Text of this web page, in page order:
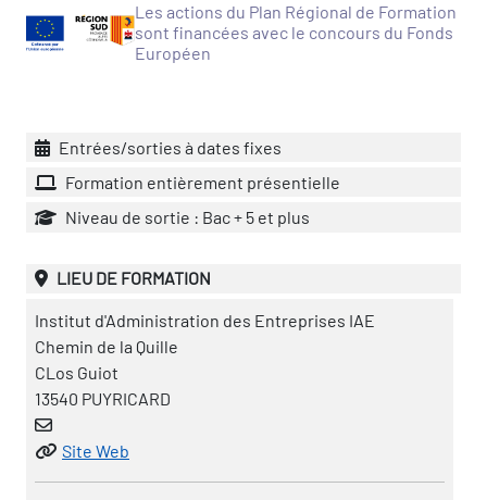
des secteurs
Les actions du Plan Régional de Formation
sont financées avec le concours du Fonds
Européen
Entrées/sorties à dates fixes
Formation entièrement présentielle
Niveau de sortie : Bac + 5 et plus
LIEU DE FORMATION
Institut d'Administration des Entreprises IAE
Chemin de la Quille
CLos Guiot
13540 PUYRICARD
Site Web